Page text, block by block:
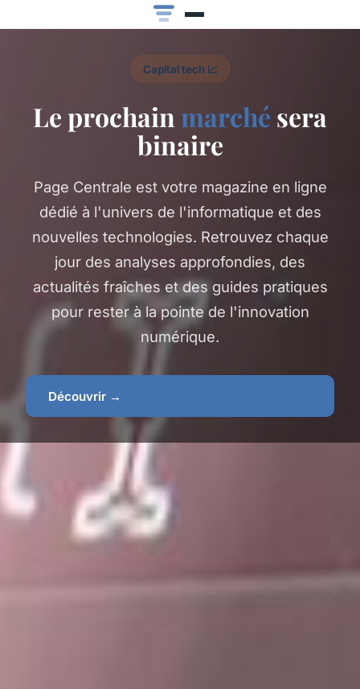
Capital tech 📈
Le prochain marché sera
binaire
Page Centrale est votre magazine en ligne
dédié à l'univers de l'informatique et des
nouvelles technologies. Retrouvez chaque
jour des analyses approfondies, des
actualités fraîches et des guides pratiques
pour rester à la pointe de l'innovation
numérique.
Découvrir →